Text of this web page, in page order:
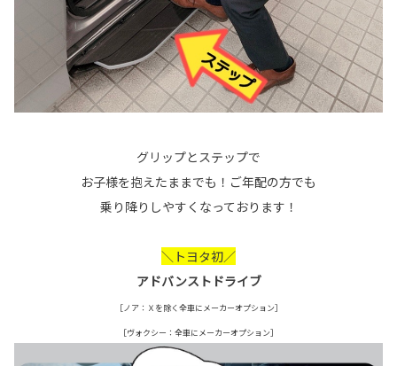
グリップとステップで
お子様を抱えたままでも！ご年配の方でも
乗り降りしやすくなっております！
＼トヨタ初／
アドバンストドライブ
［ノア：Ｘを除く全車にメーカーオプション］
［ヴォクシー：全車にメーカーオプション］